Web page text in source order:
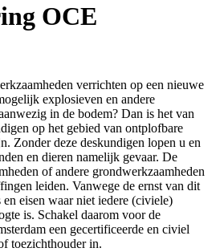
OCE
verrichten op een nieuwe
explosieven en andere
in de bodem? Dan is het van
op het gebied van ontplofbare
Zonder deze deskundigen lopen u en
en dieren namelijk gevaar. De
of andere grondwerkzaamheden
leiden. Vanwege de ernst van dit
eisen waar niet iedere (civiele)
is. Schakel daarom voor de
een gecertificeerde en civiel
toezichthouder in.